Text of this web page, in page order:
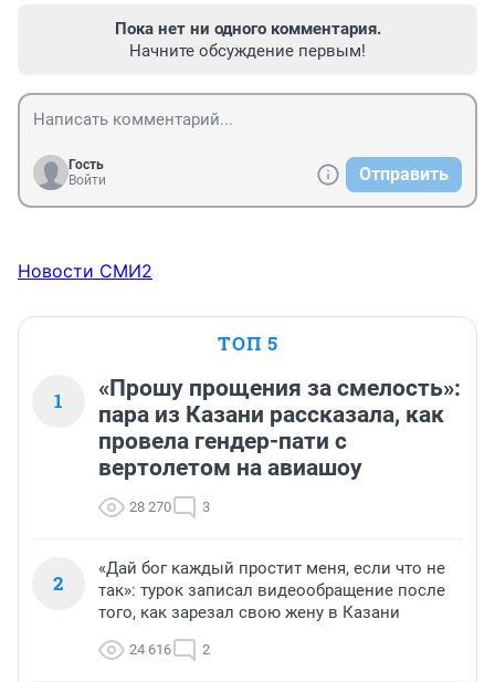
Пока нет ни одного комментария.
Начните обсуждение первым!
Гость
Войти
Отправить
Новости СМИ2
ТОП 5
1
«Прошу прощения за смелость»:
пара из Казани рассказала, как
провела гендер-пати с
вертолетом на авиашоу
28 270 3
2
«Дай бог каждый простит меня, если что не
так»: турок записал видеообращение после
того, как зарезал свою жену в Казани
24 616 2